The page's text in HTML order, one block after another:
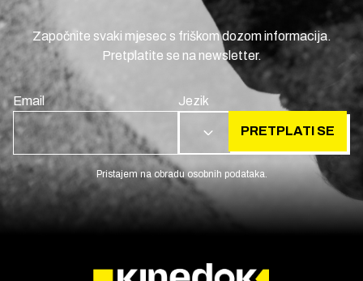
Započnite svaki mjesec s friškom dozom informacija.
Pretplatite se na newsletter.
Email Jezik
HR PRETPLATI SE
Pristajem na obradu osobnih podataka.